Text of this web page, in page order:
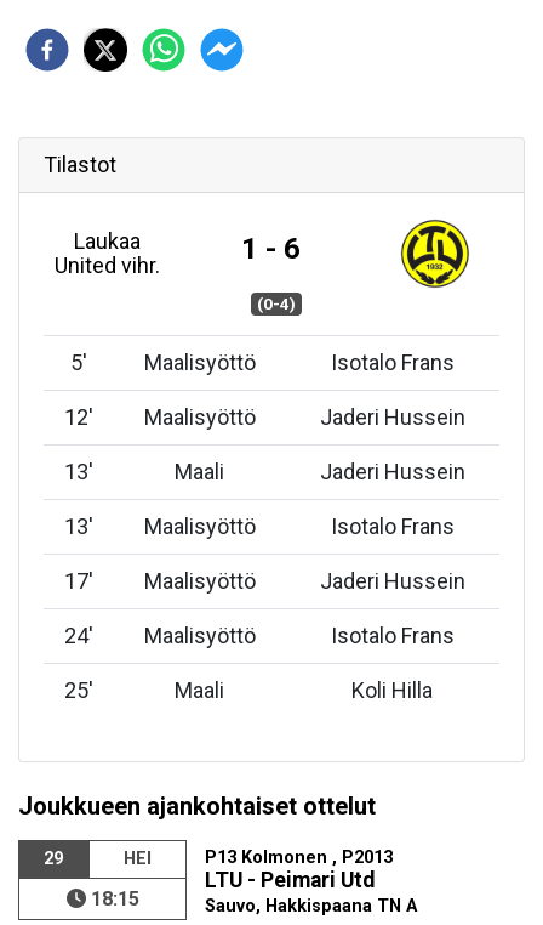
Tilastot
Laukaa
United vihr.
1 - 6
(0-4)
5' Maalisyöttö Isotalo Frans
12' Maalisyöttö Jaderi Hussein
13' Maali Jaderi Hussein
13' Maalisyöttö Isotalo Frans
17' Maalisyöttö Jaderi Hussein
24' Maalisyöttö Isotalo Frans
25' Maali Koli Hilla
Joukkueen ajankohtaiset ottelut
29 HEI
18:15
P13 Kolmonen , P2013
LTU - Peimari Utd
Sauvo, Hakkispaana TN A